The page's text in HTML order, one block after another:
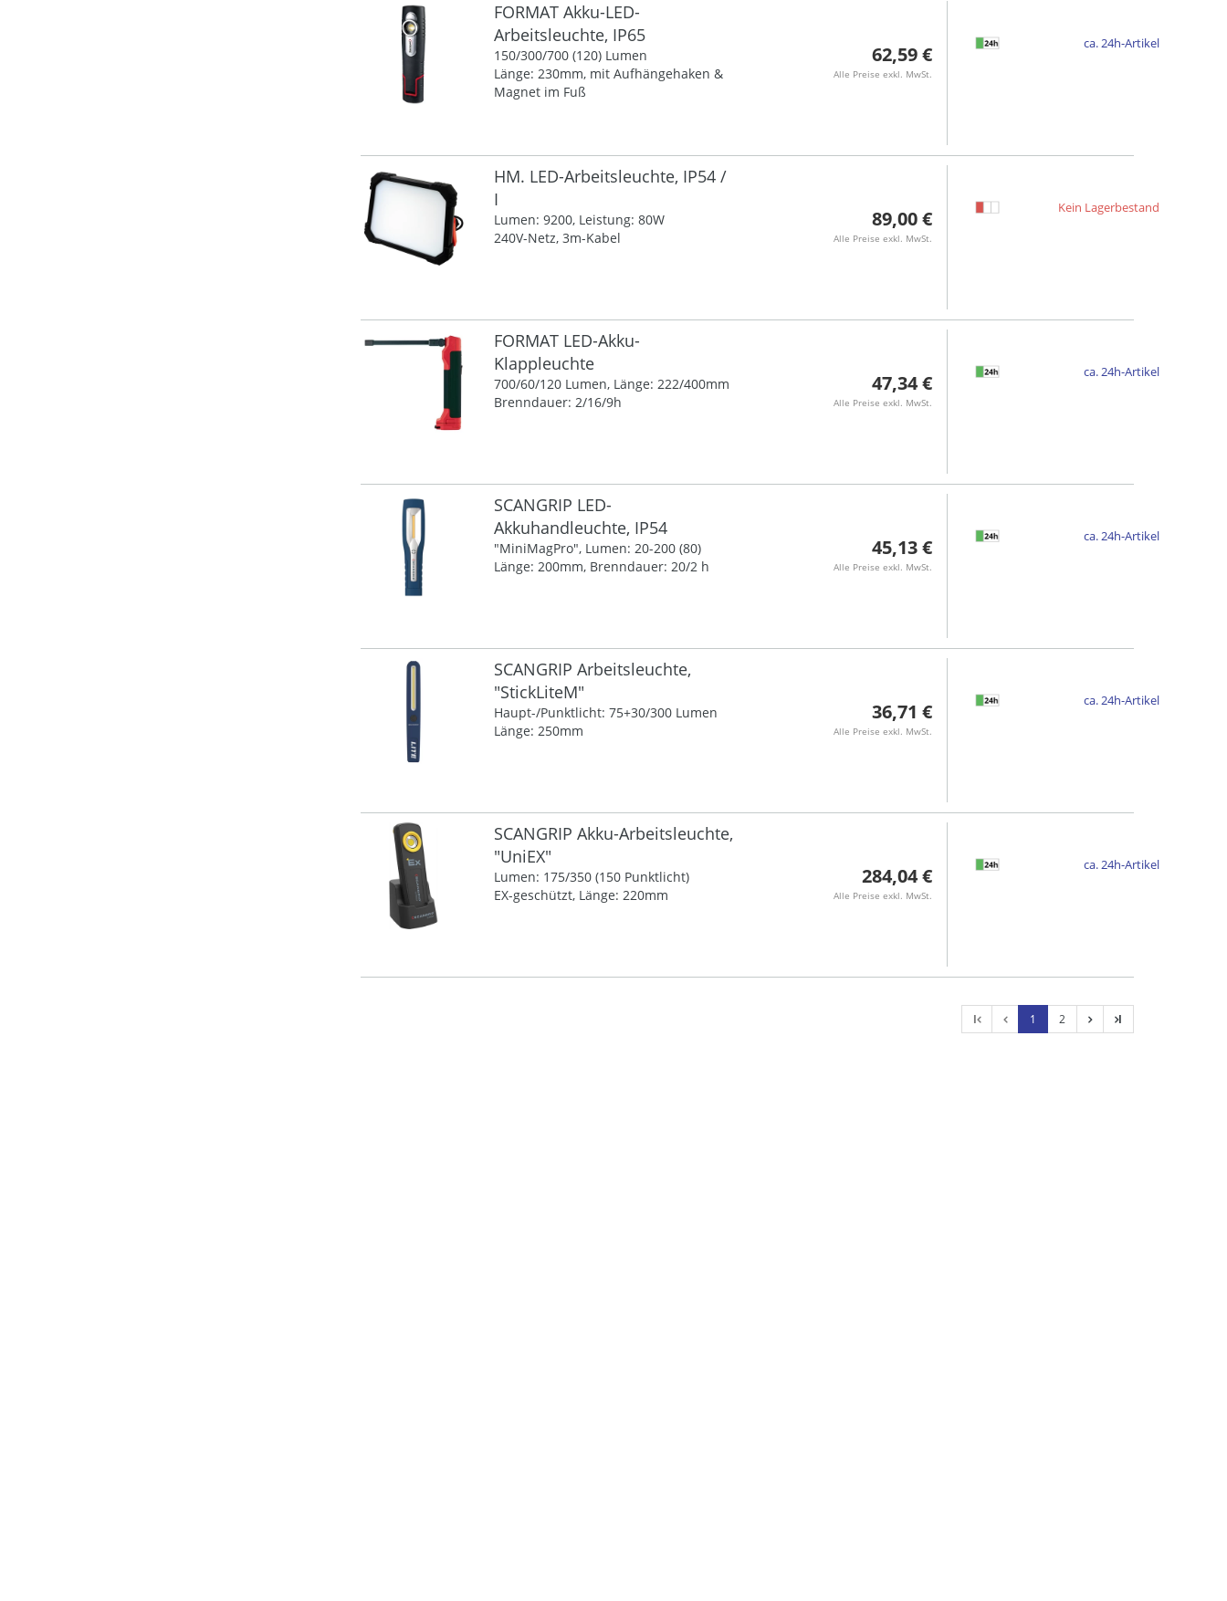
FORMAT Akku-LED-
Arbeitsleuchte, IP65
150/300/700 (120) Lumen
Länge: 230mm, mit Aufhängehaken &
Magnet im Fuß
62,59 €
Alle Preise exkl. MwSt.
ca. 24h-Artikel
HM. LED-Arbeitsleuchte, IP54 /
I
Lumen: 9200, Leistung: 80W
240V-Netz, 3m-Kabel
89,00 €
Alle Preise exkl. MwSt.
Kein Lagerbestand
FORMAT LED-Akku-
Klappleuchte
700/60/120 Lumen, Länge: 222/400mm
Brenndauer: 2/16/9h
47,34 €
Alle Preise exkl. MwSt.
ca. 24h-Artikel
SCANGRIP LED-
Akkuhandleuchte, IP54
"MiniMagPro", Lumen: 20-200 (80)
Länge: 200mm, Brenndauer: 20/2 h
45,13 €
Alle Preise exkl. MwSt.
ca. 24h-Artikel
SCANGRIP Arbeitsleuchte,
"StickLiteM"
Haupt-/Punktlicht: 75+30/300 Lumen
Länge: 250mm
36,71 €
Alle Preise exkl. MwSt.
ca. 24h-Artikel
SCANGRIP Akku-Arbeitsleuchte,
"UniEX"
Lumen: 175/350 (150 Punktlicht)
EX-geschützt, Länge: 220mm
284,04 €
Alle Preise exkl. MwSt.
ca. 24h-Artikel
l 1 2 l